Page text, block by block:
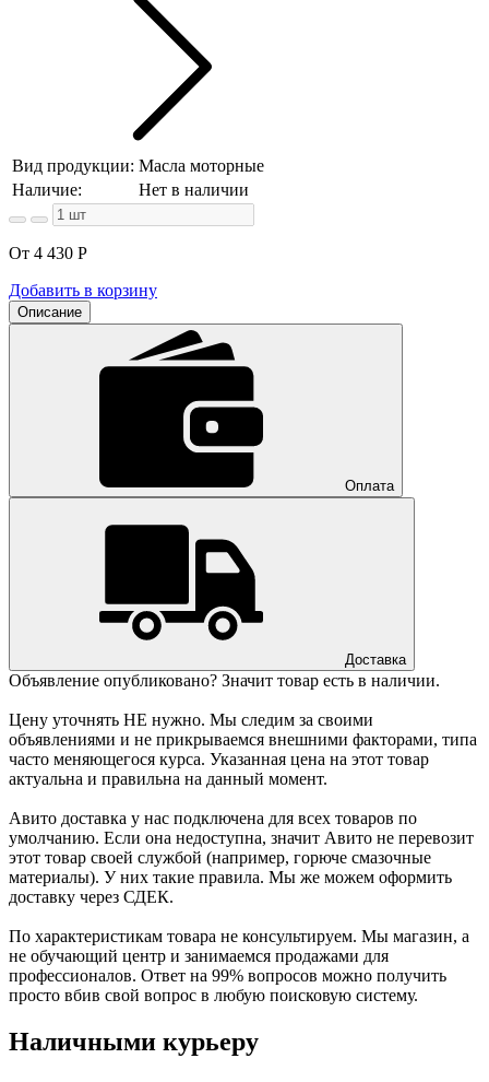
Вид продукции: Масла моторные
Наличие:
Нет в наличии
От 4 430 Р
Добавить в корзину
Описание
Оплата
Доставка
Объявление опубликовано? Значит товар есть в наличии.
Цену уточнять НЕ нужно. Мы следим за своими
объявлениями и не прикрываемся внешними факторами, типа
часто меняющегося курса. Указанная цена на этот товар
актуальна и правильна на данный момент.
Авито доставка у нас подключена для всех товаров по
умолчанию. Если она недоступна, значит Авито не перевозит
этот товар своей службой (например, горюче смазочные
материалы). У них такие правила. Мы же можем оформить
доставку через СДЕК.
По характеристикам товара не консультируем. Мы магазин, а
не обучающий центр и занимаемся продажами для
профессионалов. Ответ на 99% вопросов можно получить
просто вбив свой вопрос в любую поисковую систему.
Наличными курьеру